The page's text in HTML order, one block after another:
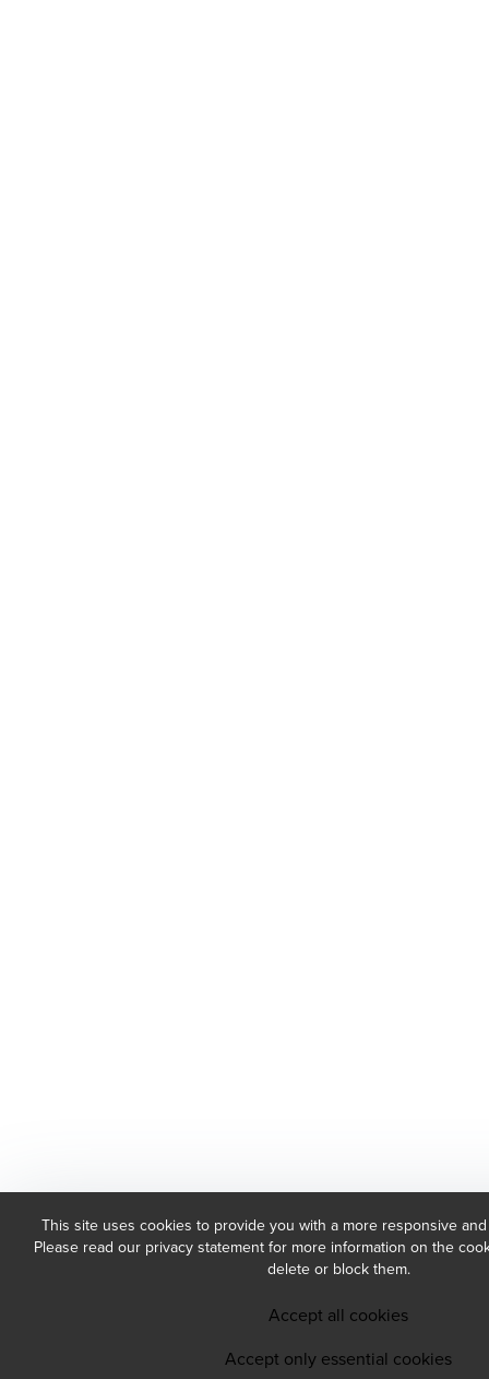
This site uses cookies to provide you with a more responsive
Please read our privacy statement for more information on the
delete or block them.
Accept all cookies
Accept only essential cookies